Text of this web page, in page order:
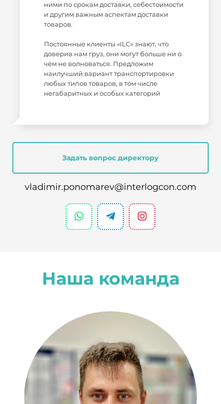
ними по срокам доставки, себестоимости
и другим важным аспектам доставки
товаров.
Постоянные клиенты «ILC» знают, что
доверив нам груз, они могут больше ни о
чём не волноваться. Предложим
наилучший вариант транспортировки
любых типов товаров, в том числе
негабаритных и особых категорий
Задать вопрос директору
vladimir.ponomarev@interlogcon.com
Наша команда